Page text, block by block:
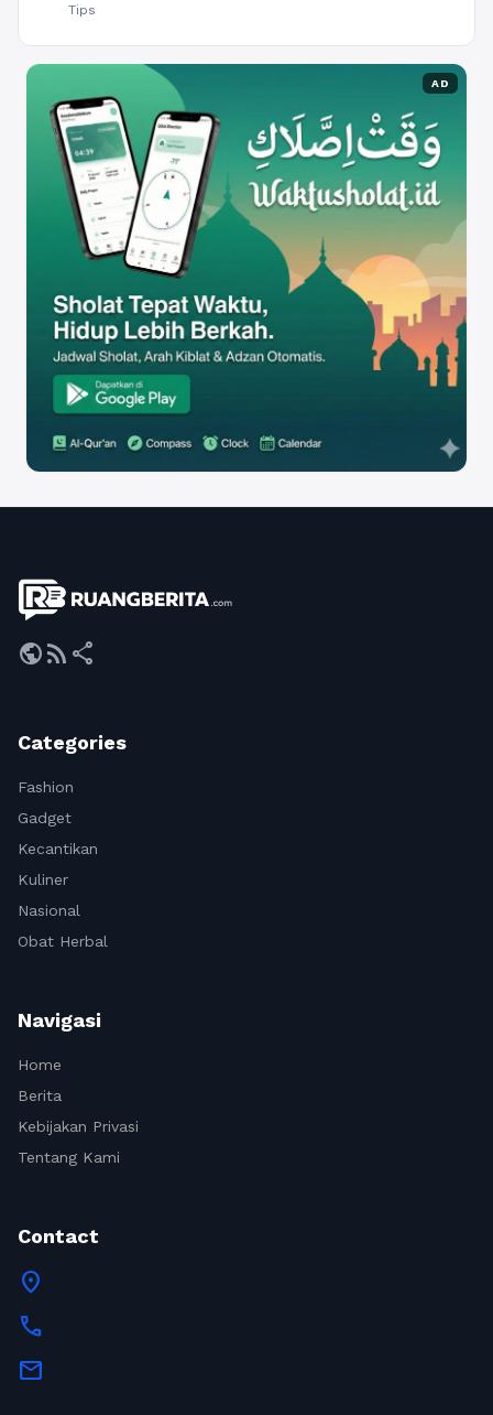
Tips
AD
publicrss_feed share
Categories
Fashion
Gadget
Kecantikan
Kuliner
Nasional
Obat Herbal
Navigasi
Home
Berita
Kebijakan Privasi
Tentang Kami
Contact
location_on
call
mail